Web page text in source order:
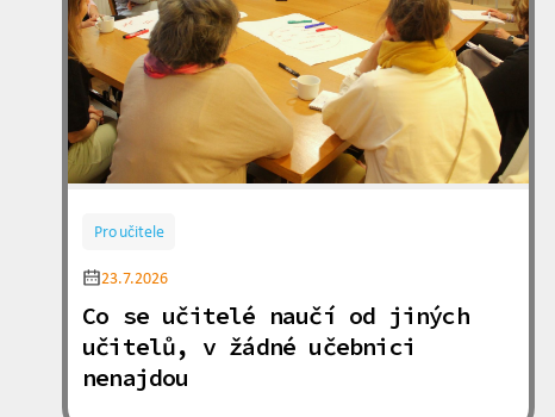
Pro učitele
23.7.2026
Co se učitelé naučí od jiných
učitelů, v žádné učebnici
nenajdou